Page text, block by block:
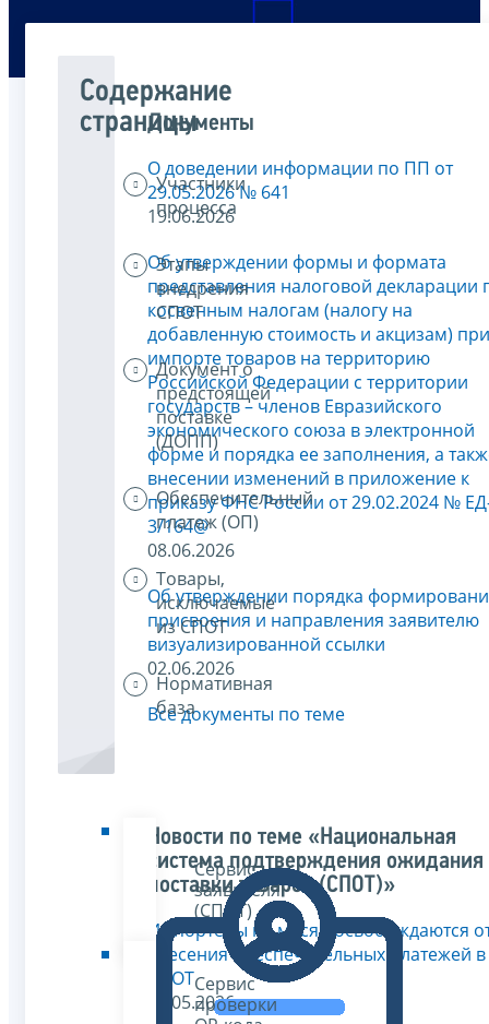
Содержание
страницы
Участники
процесса
Этапы
внедрения
СПОТ
Документ о
предстоящей
поставке
(ДОПП)
Обеспечительный
платеж (ОП)
Товары,
исключаемые
из СПОТ
Нормативная
база
Сервис
заявителя
(СПОТ)
Сервис
проверки
Документы
О доведении информации по ПП от
29.05.2026 № 641
19.06.2026
Об утверждении формы и формата
представления налоговой декларации
косвенным налогам (налогу на
добавленную стоимость и акцизам) при
импорте товаров на территорию
Российской Федерации с территории
государств – членов Евразийского
экономического союза в электронной
форме и порядка ее заполнения, а
внесении изменений в приложение к
приказу ФНС России от 29.02.2024 №
3/164@
08.06.2026
Об утверждении порядка
присвоения и направления заявителю
визуализированной ссылки
02.06.2026
Все документы по теме
Новости по теме «Национальная
система подтверждения ожидания
поставки товаров (СПОТ)»
Импортеры на месяц освобождаются
внесения обеспечительных платежей в
СПОТ
30.05.2026